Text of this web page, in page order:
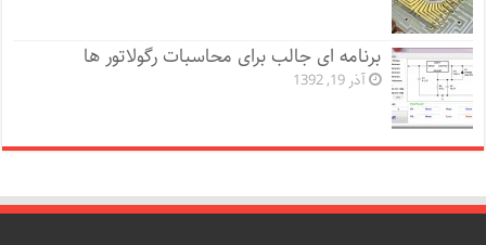
برنامه ای جالب برای محاسبات رگولاتور ها
آذر 19, 1392